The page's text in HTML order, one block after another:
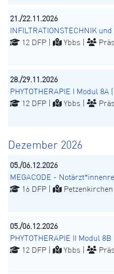
21./22.11.2026
INFILTRATIONSTECHNIK
12 DFP |
Ybbs |
28./29.11.2026
PHYTOTHERAPIE I Modul
12 DFP |
Ybbs |
Dezember 2026
05./06.12.2026
MEGACODE -
16 DFP |
Petzenkirchen |
05./06.12.2026
PHYTOTHERAPIE II Modul
12 DFP |
Ybbs |